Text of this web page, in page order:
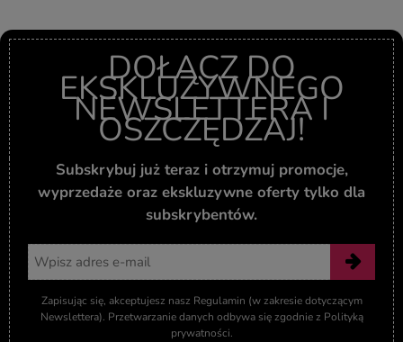
DOŁĄCZ DO
EKSKLUZYWNEGO
NEWSLETTERA I
OSZCZĘDZAJ!
Subskrybuj już teraz i otrzymuj promocje,
wyprzedaże oraz ekskluzywne oferty tylko dla
subskrybentów.
Zapisując się, akceptujesz nasz Regulamin (w zakresie dotyczącym
Newslettera). Przetwarzanie danych odbywa się zgodnie z Polityką
prywatności.